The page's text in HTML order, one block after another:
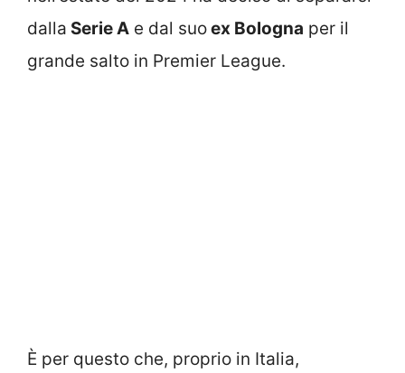
dalla Serie A e dal suoex Bologna per il
grande salto in Premier League.
È per questo che, proprio in Italia,